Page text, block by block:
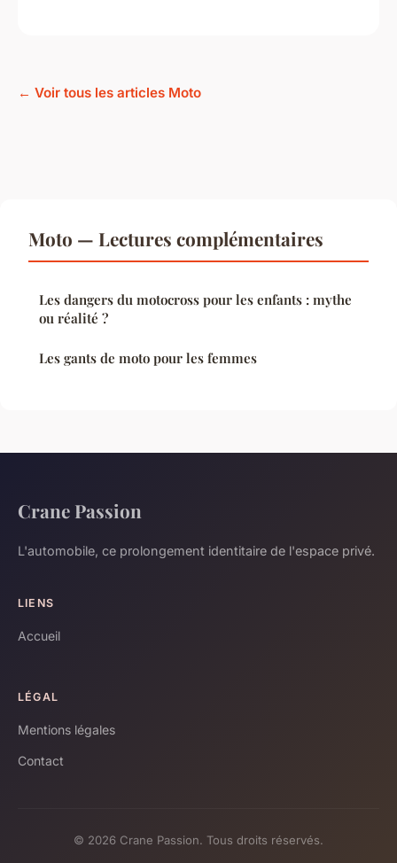
← Voir tous les articles Moto
Moto — Lectures complémentaires
Les dangers du motocross pour les enfants : mythe
ou réalité ?
Les gants de moto pour les femmes
Crane Passion
L'automobile, ce prolongement identitaire de l'espace privé.
LIENS
Accueil
LÉGAL
Mentions légales
Contact
© 2026 Crane Passion. Tous droits réservés.